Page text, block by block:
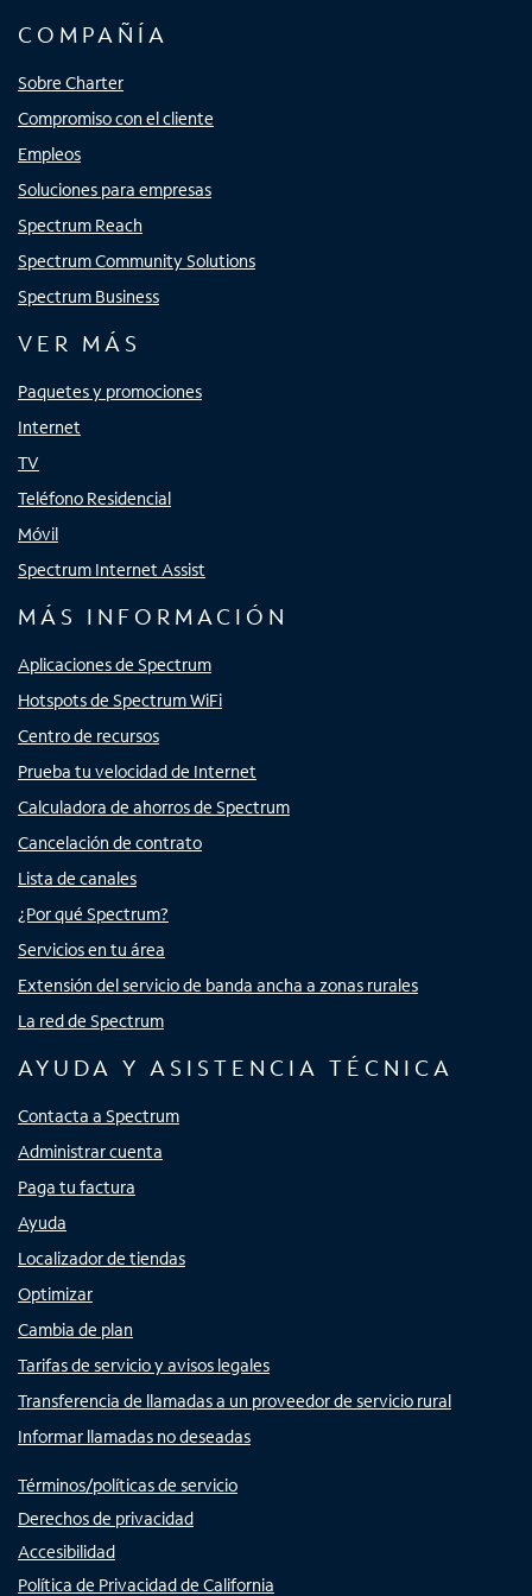
COMPAÑÍA
Sobre Charter
Compromiso con el cliente
Empleos
Soluciones para empresas
Spectrum Reach
Spectrum Community Solutions
Spectrum Business
VER MÁS
Paquetes y promociones
Internet
TV
Teléfono Residencial
Móvil
Spectrum Internet Assist
MÁS INFORMACIÓN
Aplicaciones de Spectrum
Hotspots de Spectrum WiFi
Centro de recursos
Prueba tu velocidad de Internet
Calculadora de ahorros de Spectrum
Cancelación de contrato
Lista de canales
¿Por qué Spectrum?
Servicios en tu área
Extensión del servicio de banda ancha a zonas rurales
La red de Spectrum
AYUDA Y ASISTENCIA TÉCNICA
Contacta a Spectrum
Administrar cuenta
Paga tu factura
Ayuda
Localizador de tiendas
Optimizar
Cambia de plan
Tarifas de servicio y avisos legales
Transferencia de llamadas a un proveedor de servicio rural
Informar llamadas no deseadas
Términos/políticas de servicio
Derechos de privacidad
Accesibilidad
Política de Privacidad de California